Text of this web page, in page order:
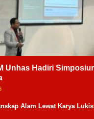
Unhas Hadiri
Alam Lewat Karya